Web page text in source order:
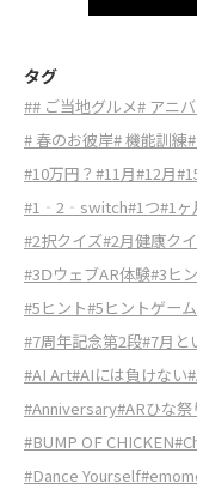
タグ
## ご当地グルメ# アニ
# 春のお彼岸# 機能訓練
#10万円？ #11月#12月
#1‐2‐switch#1つ#1ヶ
#2択クイズ#2月健康ク
#3ⅮウェブAR体験#3ヒ
#5ヒント#5ヒントゲーム
#7周年記念第2段#7月と
#AI Art#AIには負けない
#Anniversary#ARひな祭
#BUMP OF CHICKEN
#Dance Yourself